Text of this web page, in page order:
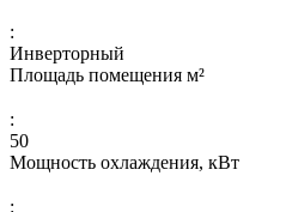
:
Инверторный
Площадь помещения м²
:
50
Мощность охлаждения, кВт
: